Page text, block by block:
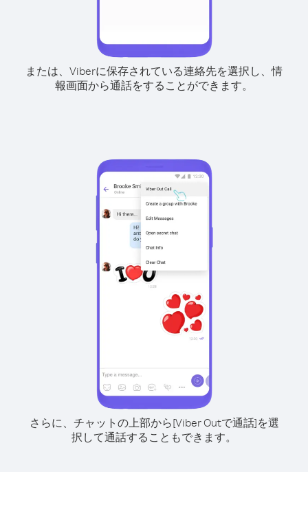
または、Viberに保存されている連絡先を選択し、情
報画面から通話をすることができます。
さらに、チャットの上部から[Viber Outで通話]を選
択して通話することもできます。